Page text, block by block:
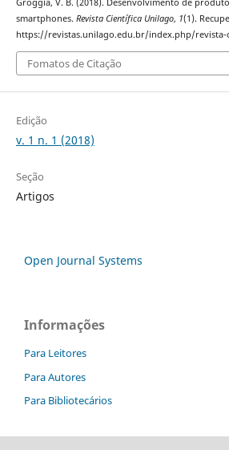
Groggia, V. B. (2018). Desenvolvimento de
smartphones. Revista Científica Unilago, 1(1).
https://revistas.unilago.edu.br/index.php/
Fomatos de Citação
Edição
v. 1 n. 1 (2018)
Seção
Artigos
Open Journal Systems
Informações
Para Leitores
Para Autores
Para Bibliotecários